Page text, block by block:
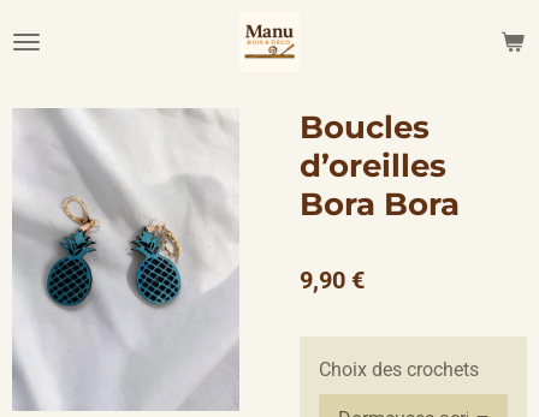
au
principal
Boucles
d’oreilles
Bora Bora
9,90 €
Choix des crochets